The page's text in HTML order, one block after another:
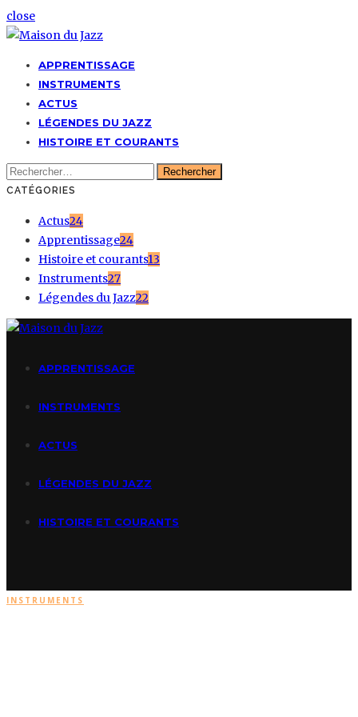
close
APPRENTISSAGE
INSTRUMENTS
ACTUS
LÉGENDES DU JAZZ
HISTOIRE ET COURANTS
Rechercher :
CATÉGORIES
Actus24
Apprentissage24
Histoire et courants13
Instruments27
Légendes du Jazz22
APPRENTISSAGE
INSTRUMENTS
ACTUS
LÉGENDES DU JAZZ
HISTOIRE ET COURANTS
INSTRUMENTS